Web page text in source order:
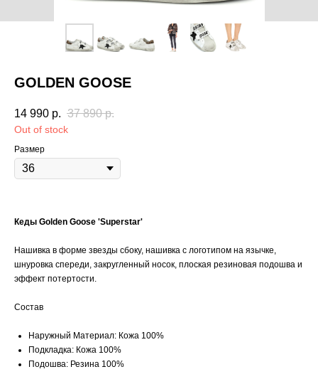
GOLDEN GOOSE
14 990 р. 37 890 р.
Out of stock
Размер
Кеды Golden Goose 'Superstar'
Нашивка в форме звезды сбоку, нашивка с логотипом на язычке,
шнуровка спереди, закругленный носок, плоская резиновая подошва и
эффект потертости.
Состав
Наружный Материал: Кожа 100%
Подкладка: Кожа 100%
Подошва: Резина 100%